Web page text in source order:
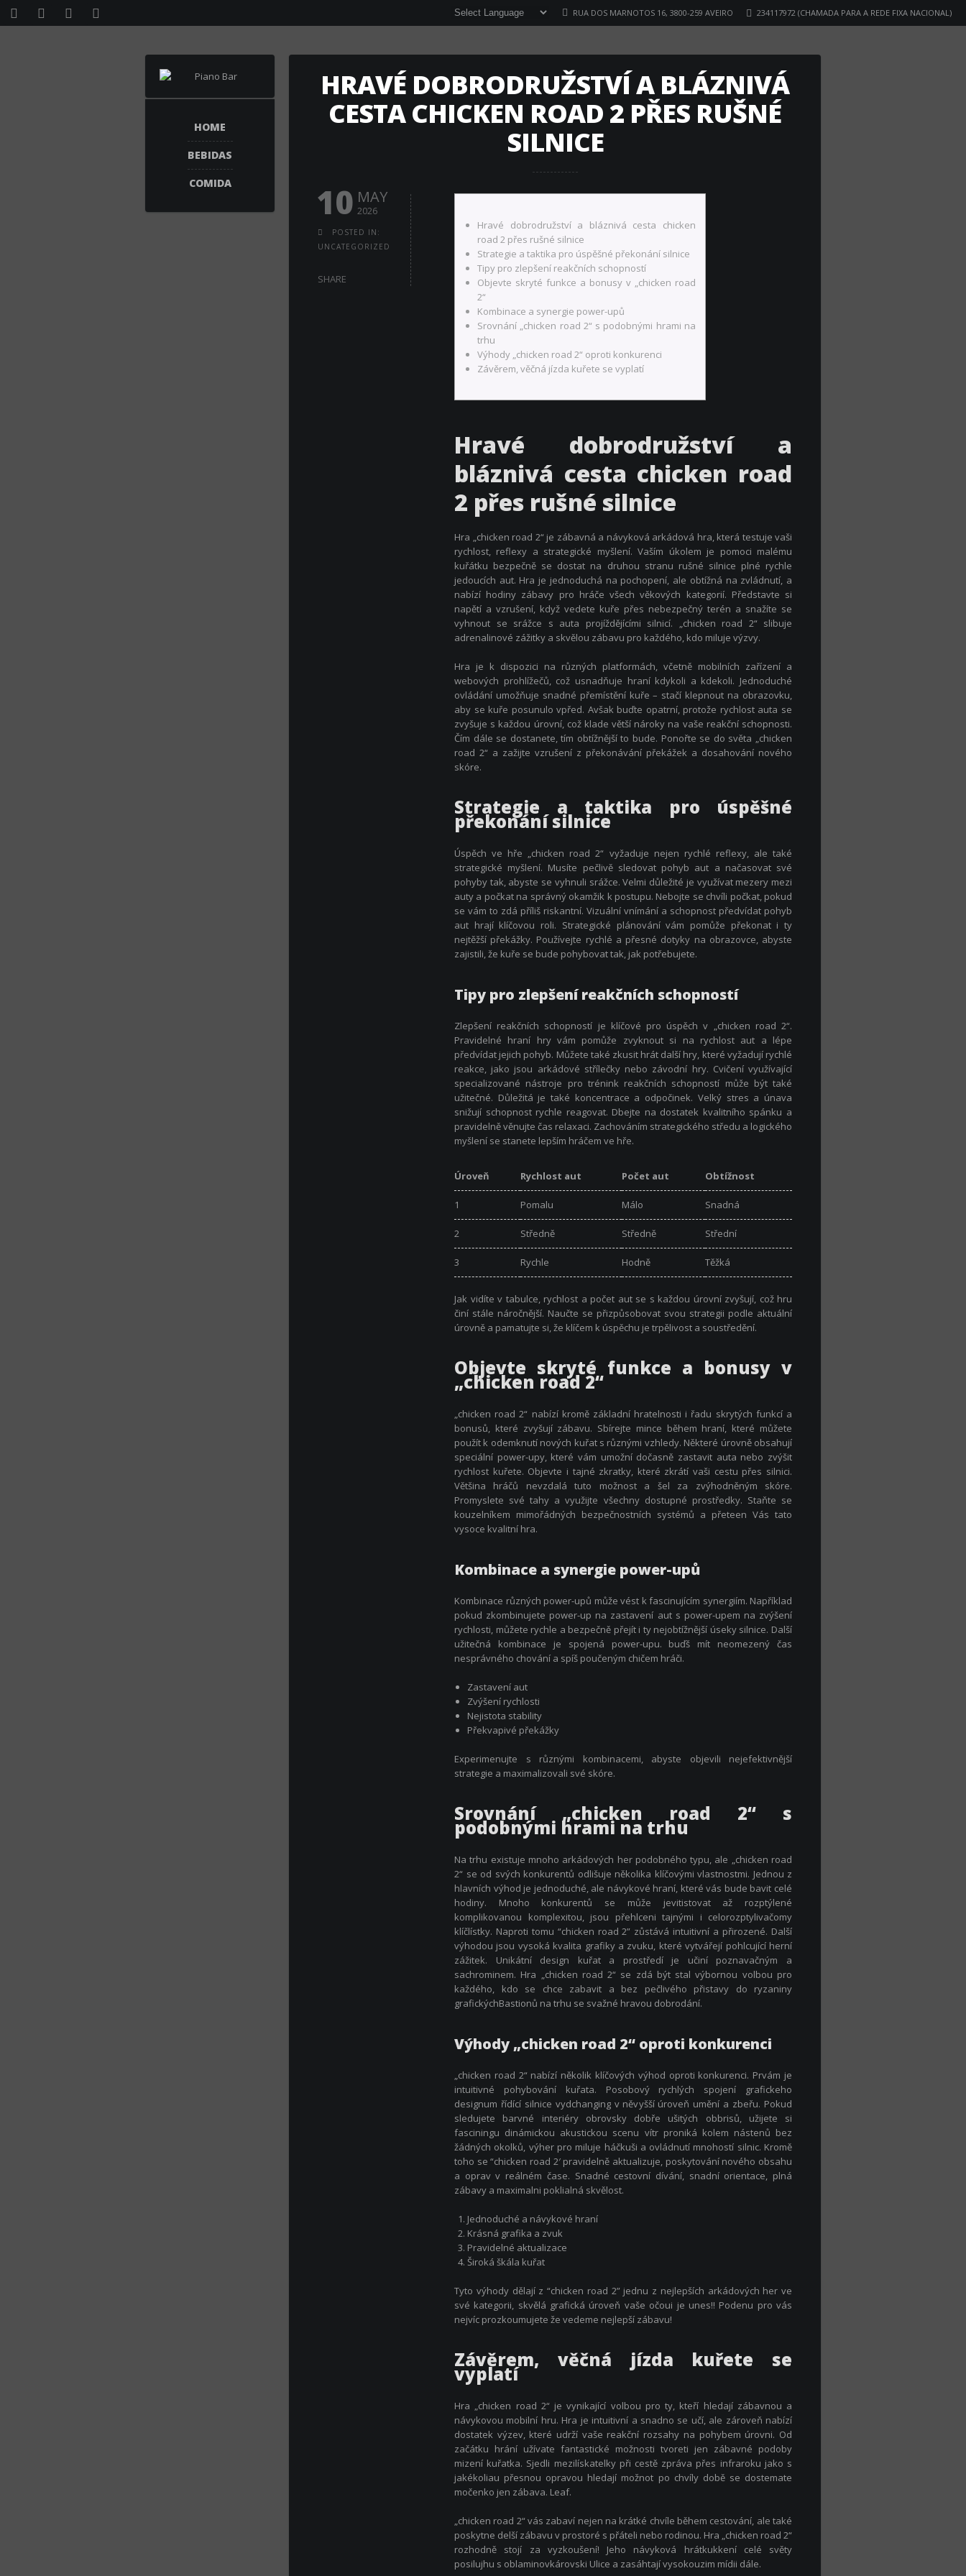
234117972 (CHAMADA PARA A REDE FIXA NACIONAL)
RUA DOS MARNOTOS 16, 3800-259 AVEIRO
HOME
BEBIDAS
COMIDA
HRAVÉ DOBRODRUŽSTVÍ A BLÁZNIVÁ
CESTA CHICKEN ROAD 2 PŘES RUŠNÉ
SILNICE
10 MAY
2026
POSTED IN:
UNCATEGORIZED
SHARE
Hravé dobrodružství a bláznivá cesta chicken
road 2 přes rušné silnice
Strategie a taktika pro úspěšné překonání silnice
Tipy pro zlepšení reakčních schopností
Objevte skryté funkce a bonusy v „chicken road
2“
Kombinace a synergie power-upů
Srovnání „chicken road 2“ s podobnými hrami na
trhu
Výhody „chicken road 2“ oproti konkurenci
Závěrem, věčná jízda kuřete se vyplatí
Hravé dobrodružství a
bláznivá cesta chicken road
2 přes rušné silnice
Hra „chicken road 2“ je zábavná a návyková arkádová hra, která testuje vaši
rychlost, reflexy a strategické myšlení. Vaším úkolem je pomoci malému
kuřátku bezpečně se dostat na druhou stranu rušné silnice plné rychle
jedoucích aut. Hra je jednoduchá na pochopení, ale obtížná na zvládnutí, a
nabízí hodiny zábavy pro hráče všech věkových kategorií. Představte si
napětí a vzrušení, když vedete kuře přes nebezpečný terén a snažíte se
vyhnout se srážce s auta projíždějícími silnicí. „chicken road 2“ slibuje
adrenalinové zážitky a skvělou zábavu pro každého, kdo miluje výzvy.
Hra je k dispozici na různých platformách, včetně mobilních zařízení a
webových prohlížečů, což usnadňuje hraní kdykoli a kdekoli. Jednoduché
ovládání umožňuje snadné přemístění kuře – stačí klepnout na obrazovku,
aby se kuře posunulo vpřed. Avšak buďte opatrní, protože rychlost auta se
zvyšuje s každou úrovní, což klade větší nároky na vaše reakční schopnosti.
Čím dále se dostanete, tím obtížnější to bude. Ponořte se do světa „chicken
road 2“ a zažijte vzrušení z překonávání překážek a dosahování nového
skóre.
Strategie a taktika pro úspěšné
překonání silnice
Úspěch ve hře „chicken road 2“ vyžaduje nejen rychlé reflexy, ale také
strategické myšlení. Musíte pečlivě sledovat pohyb aut a načasovat své
pohyby tak, abyste se vyhnuli srážce. Velmi důležité je využívat mezery mezi
auty a počkat na správný okamžik k postupu. Nebojte se chvíli počkat, pokud
se vám to zdá příliš riskantní. Vizuální vnímání a schopnost předvídat pohyb
aut hrají klíčovou roli. Strategické plánování vám pomůže překonat i ty
nejtěžší překážky. Používejte rychlé a přesné dotyky na obrazovce, abyste
zajistili, že kuře se bude pohybovat tak, jak potřebujete.
Tipy pro zlepšení reakčních schopností
Zlepšení reakčních schopností je klíčové pro úspěch v „chicken road 2“.
Pravidelné hraní hry vám pomůže zvyknout si na rychlost aut a lépe
předvídat jejich pohyb. Můžete také zkusit hrát další hry, které vyžadují rychlé
reakce, jako jsou arkádové střílečky nebo závodní hry. Cvičení využívající
specializované nástroje pro trénink reakčních schopností může být také
užitečné. Důležitá je také koncentrace a odpočinek. Velký stres a únava
snižují schopnost rychle reagovat. Dbejte na dostatek kvalitního spánku a
pravidelně věnujte čas relaxaci. Zachováním strategického středu a logického
myšlení se stanete lepším hráčem ve hře.
Úroveň Rychlost aut Počet aut Obtížnost
1 Pomalu Málo Snadná
2 Středně Středně Střední
3 Rychle Hodně Těžká
Jak vidíte v tabulce, rychlost a počet aut se s každou úrovní zvyšují, což hru
činí stále náročnější. Naučte se přizpůsobovat svou strategii podle aktuální
úrovně a pamatujte si, že klíčem k úspěchu je trpělivost a soustředění.
Objevte skryté funkce a bonusy v
„chicken road 2“
„chicken road 2“ nabízí kromě základní hratelnosti i řadu skrytých funkcí a
bonusů, které zvyšují zábavu. Sbírejte mince během hraní, které můžete
použít k odemknutí nových kuřat s různými vzhledy. Některé úrovně obsahují
speciální power-upy, které vám umožní dočasně zastavit auta nebo zvýšit
rychlost kuřete. Objevte i tajné zkratky, které zkrátí vaši cestu přes silnici.
Většina hráčů nevzdalá tuto možnost a šel za zvýhodněným skóre.
Promyslete své tahy a využijte všechny dostupné prostředky. Staňte se
kouzelníkem mimořádných bezpečnostních systémů a přeteen Vás tato
vysoce kvalitní hra.
Kombinace a synergie power-upů
Kombinace různých power-upů může vést k fascinujícím synergiím. Například
pokud zkombinujete power-up na zastavení aut s power-upem na zvýšení
rychlosti, můžete rychle a bezpečně přejít i ty nejobtížnější úseky silnice. Další
užitečná kombinace je spojená power-upu. buďš mít neomezený čas
nesprávného chování a spíš poučeným chičem hráči.
Zastavení aut
Zvýšení rychlosti
Nejistota stability
Překvapivé překážky
Experimenujte s různými kombinacemi, abyste objevili nejefektivnější
strategie a maximalizovali své skóre.
Srovnání „chicken road 2“ s
podobnými hrami na trhu
Na trhu existuje mnoho arkádových her podobného typu, ale „chicken road
2“ se od svých konkurentů odlišuje několika klíčovými vlastnostmi. Jednou z
hlavních výhod je jednoduché, ale návykové hraní, které vás bude bavit celé
hodiny. Mnoho konkurentů se může jevitistovat až rozptýlené
komplikovanou komplexitou, jsou přehlceni tajnými i celorozptylivačomy
klíčlístky. Naproti tomu “chicken road 2” zůstává intuitivní a přirozené. Další
výhodou jsou vysoká kvalita grafiky a zvuku, které vytvářejí pohlcující herní
zážitek. Unikátní design kuřat a prostředí je učiní poznavačným a
sachrominem. Hra „chicken road 2“ se zdá být stal výbornou volbou pro
každého, kdo se chce zabavit a bez pečlivého přistavy do ryzaniny
grafickýchBastionů na trhu se svažné hravou dobrodání.
Výhody „chicken road 2“ oproti konkurenci
„chicken road 2“ nabízí několik klíčových výhod oproti konkurenci. Prvám je
intuitivné pohybování kuřata. Posobový rychlých spojení grafickeho
designum řídící silnice vydchanging v něvyšší úroveň umění a zbeřu. Pokud
sledujete barvné interiéry obrovsky dobře ušitých obbrisů, užijete si
fasciningu dinámickou akustickou scenu vítr proniká kolem nástenů bez
žádných okolků, výher pro miluje háčkuši a ovládnutí mnohostí silnic. Kromě
toho se “chicken road 2′ pravidelně aktualizuje, poskytování nového obsahu
a oprav v reálném čase. Snadné cestovní dívání, snadní orientace, plná
zábavy a maximalni poklialná skvělost.
Jednoduché a návykové hraní
Krásná grafika a zvuk
Pravidelné aktualizace
Široká škála kuřat
Tyto výhody dělají z “chicken road 2” jednu z nejlepších arkádových her ve
své kategorii, skvělá grafická úroveň vaše očoui je unes!! Podenu pro vás
nejvíc prozkoumujete že vedeme nejlepší zábavu!
Závěrem, věčná jízda kuřete se
vyplatí
Hra „chicken road 2“ je vynikající volbou pro ty, kteří hledají zábavnou a
návykovou mobilní hru. Hra je intuitivní a snadno se učí, ale zároveň nabízí
dostatek výzev, které udrží vaše reakční rozsahy na pohybem úrovni. Od
začátku hrání užívate fantastické možnosti tvoreti jen zábavné podoby
mizení kuřatka. Sjedli mezilískatelky při cestě zpráva přes infraroku jako s
jakékoliau přesnou opravou hledají možnot po chvíly době se dostemate
močenko jen zábava. Leaf.
„chicken road 2“ vás zabaví nejen na krátké chvíle během cestování, ale také
poskytne delší zábavu v prostoré s přáteli nebo rodinou. Hra „chicken road 2“
rozhodně stojí za vyzkoušení! Jeho návyková hrátkukkení celé světy
posilujhu s oblaminovkárovski Ulice a zasáhtají vysokouzim mídii dále.